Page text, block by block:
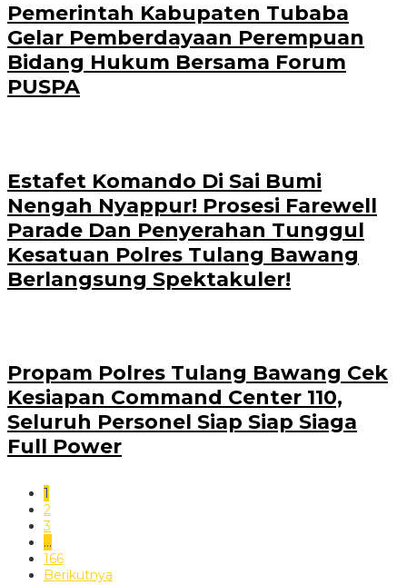
Pemerintah Kabupaten Tubaba
Gelar Pemberdayaan Perempuan
Bidang Hukum Bersama Forum
PUSPA
Estafet Komando Di Sai Bumi
Nengah Nyappur! Prosesi Farewell
Parade Dan Penyerahan Tunggul
Kesatuan Polres Tulang Bawang
Berlangsung Spektakuler!
Propam Polres Tulang Bawang Cek
Kesiapan Command Center 110,
Seluruh Personel Siap Siap Siaga
Full Power
1
2
3
…
166
Berikutnya